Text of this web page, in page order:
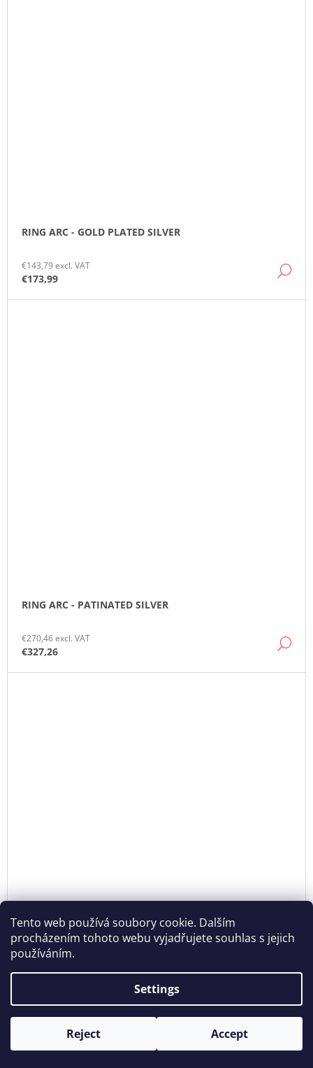
Tento web používá soubory cookie. Dalším
procházením tohoto webu vyjadřujete souhlas s jejich
používáním.
Settings
Reject Accept
Opening hours: Tue - Sun - 11:00 -19:00
RING ARC - GOLD PLATED SILVER
€143,79 excl. VAT
€173,99
RING ARC - PATINATED SILVER
€270,46 excl. VAT
€327,26
RING ARC SILVER